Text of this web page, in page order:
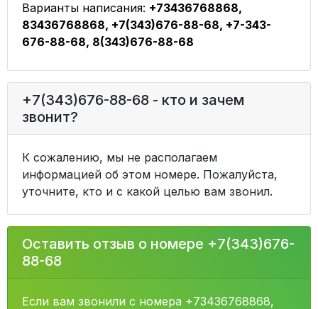
Варианты написания: +73436768868,
83436768868, +7(343)676-88-68, +7-343-
676-88-68, 8(343)676-88-68
+7(343)676-88-68 - кто и зачем
звонит?
К сожалению, мы не располагаем
информацией об этом номере. Пожалуйста,
уточните, кто и с какой целью вам звонил.
Оставить отзыв о номере +7(343)676-
88-68
Если вам звонили с номера +73436768868,